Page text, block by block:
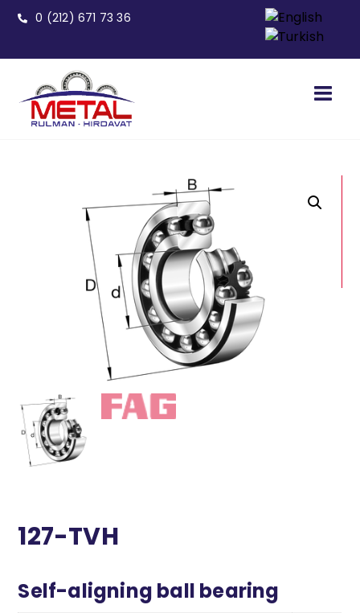
0 (212) 671 73 36
127-TVH
Self-aligning ball bearing